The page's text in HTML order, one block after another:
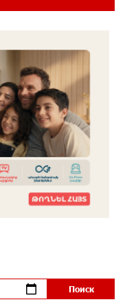
4 дней назад
на Seaside
6 дней назад
теперь можно
помощью imID
6 дней назад
IDBank